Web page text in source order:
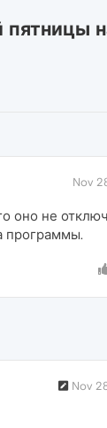
пятницы
Nov
оно не
программы.
Nov